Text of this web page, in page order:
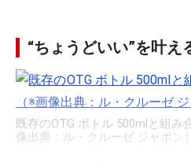
“ちょうどいい”を叶え
既存のOTG ボトル 500mlと組み
像出典：ル・クルーゼ ジャポン）